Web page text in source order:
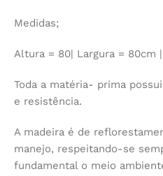
Medidas;
Altura = 80| Largura = 80cm
Toda a matéria- prima
e resistência.
A madeira é de
manejo, respeitando-se
fundamental o meio